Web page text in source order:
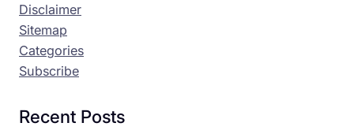
Disclaimer
Sitemap
Categories
Subscribe
Recent Posts